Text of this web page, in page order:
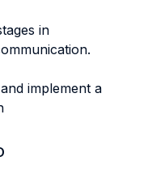
in
implement a